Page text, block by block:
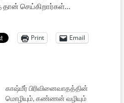
தான் செய்கிறார்கள்…
Print Email
காஷ்மீர் பிரிவினைவாதத்தின்
மொழியும், கண்ணன் வழியும்